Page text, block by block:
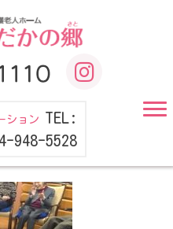
ション TEL:
948-5528